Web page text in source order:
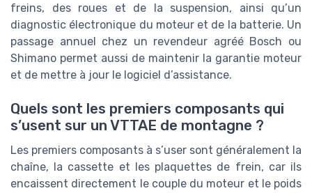
freins, des roues et de la suspension, ainsi qu’un
diagnostic électronique du moteur et de la batterie. Un
passage annuel chez un revendeur agréé Bosch ou
Shimano permet aussi de maintenir la garantie moteur
et de mettre à jour le logiciel d’assistance.
Quels sont les premiers composants qui
s’usent sur un VTTAE de montagne ?
Les premiers composants à s’user sont généralement la
chaîne, la cassette et les plaquettes de frein, car ils
encaissent directement le couple du moteur et le poids